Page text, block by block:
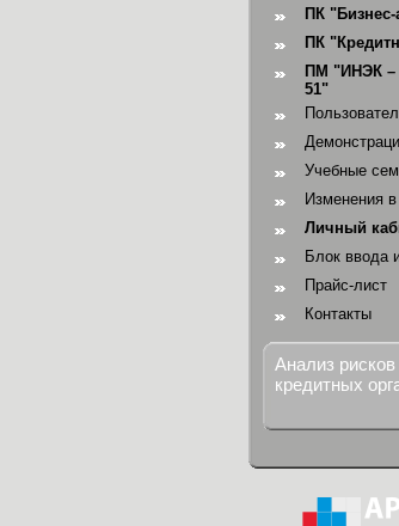
ПК
ПК
ПМ "ИНЭК –
51"
Учебные
Изменения
Личный
Блок ввода
Прайс-лист
Контакты
Анализ рисков
кредитных